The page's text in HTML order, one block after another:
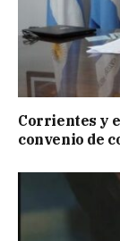
Corrientes y
convenio de